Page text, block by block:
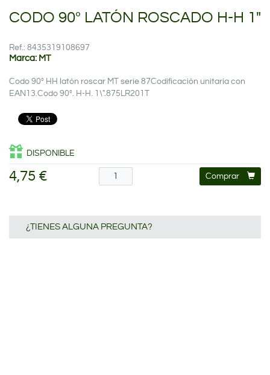
CODO 90º LATÓN ROSCADO H-H 1"
Ref.: 8435319108697
Marca: MT
Codo 90º HH latón roscar MT serie 87Codificación unitaria con
EAN13.Codo 90º. H-H. 1\".875LR201T
DISPONIBLE
4,75 € Comprar
¿TIENES ALGUNA PREGUNTA?